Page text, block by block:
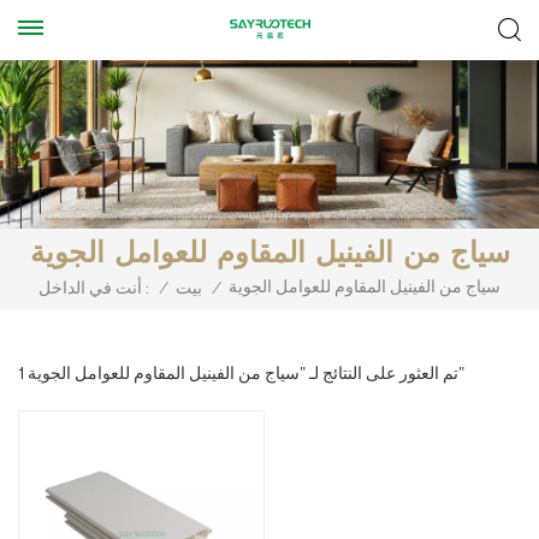
سياج من الفينيل المقاوم للعوامل الجوية
أنت في الداخل : / بيت / سياج من الفينيل المقاوم للعوامل الجوية
1 تم العثور على النتائج لـ "سياج من الفينيل المقاوم للعوامل الجوية"